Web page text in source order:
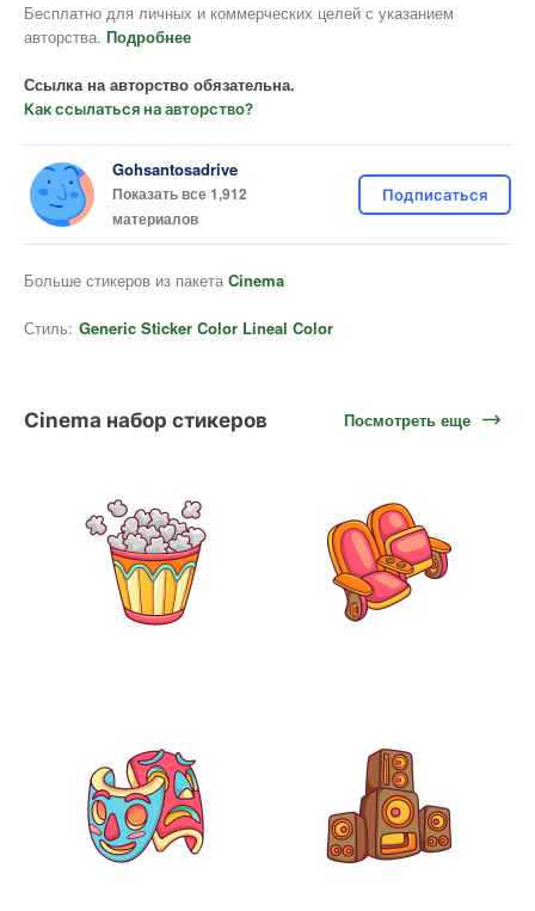
Бесплатно для личных и коммерческих целей с указанием
авторства. Подробнее
Ссылка на авторство обязательна.
Как ссылаться на авторство?
Gohsantosadrive
Показать все 1,912
материалов
Подписаться
Больше стикеров из пакета Cinema
Стиль: Generic Sticker Color Lineal Color
Cinema набор стикеров Посмотреть еще